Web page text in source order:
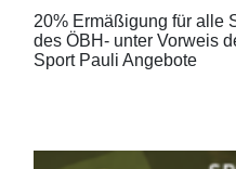
20% Ermäßigung für alle
des ÖBH- unter Vorweis
Sport Pauli Angebote